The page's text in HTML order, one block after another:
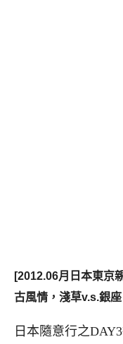
[2012.06月日本東京
古風情，淺草v.s.銀座
日本隨意行之